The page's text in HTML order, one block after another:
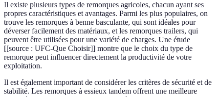
Il existe plusieurs types de remorques agricoles, chacun ayant ses
propres caractéristiques et avantages. Parmi les plus populaires, on
trouve les remorques à benne basculante, qui sont idéales pour
déverser facilement des matériaux, et les remorques trailers, qui
peuvent être utilisées pour une variété de charges. Une étude
[[source : UFC-Que Choisir]] montre que le choix du type de
remorque peut influencer directement la productivité de votre
exploitation.
Il est également important de considérer les critères de sécurité et de
stabilité. Les remorques à essieux tandem offrent une meilleure